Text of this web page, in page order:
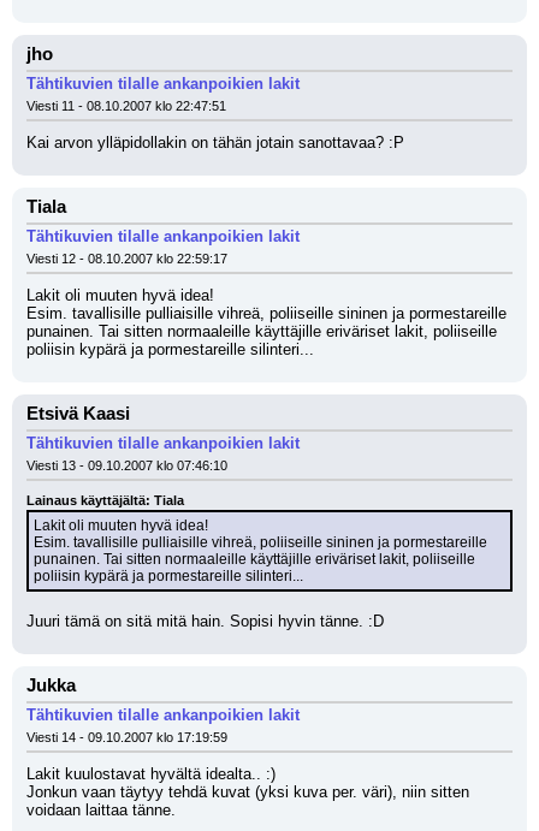
jho
Tähtikuvien tilalle ankanpoikien lakit
Viesti 11 - 08.10.2007 klo 22:47:51
Kai arvon ylläpidollakin on tähän jotain sanottavaa? :P
Tiala
Tähtikuvien tilalle ankanpoikien lakit
Viesti 12 - 08.10.2007 klo 22:59:17
Lakit oli muuten hyvä idea!
Esim. tavallisille pulliaisille vihreä, poliiseille sininen ja pormestareille
punainen. Tai sitten normaaleille käyttäjille eriväriset lakit, poliiseille
poliisin kypärä ja pormestareille silinteri...
Etsivä Kaasi
Tähtikuvien tilalle ankanpoikien lakit
Viesti 13 - 09.10.2007 klo 07:46:10
Lainaus käyttäjältä: Tiala
Lakit oli muuten hyvä idea!
Esim. tavallisille pulliaisille vihreä, poliiseille sininen ja pormestareille
punainen. Tai sitten normaaleille käyttäjille eriväriset lakit, poliiseille
poliisin kypärä ja pormestareille silinteri...
Juuri tämä on sitä mitä hain. Sopisi hyvin tänne. :D
Jukka
Tähtikuvien tilalle ankanpoikien lakit
Viesti 14 - 09.10.2007 klo 17:19:59
Lakit kuulostavat hyvältä idealta.. :)
Jonkun vaan täytyy tehdä kuvat (yksi kuva per. väri), niin sitten
voidaan laittaa tänne.